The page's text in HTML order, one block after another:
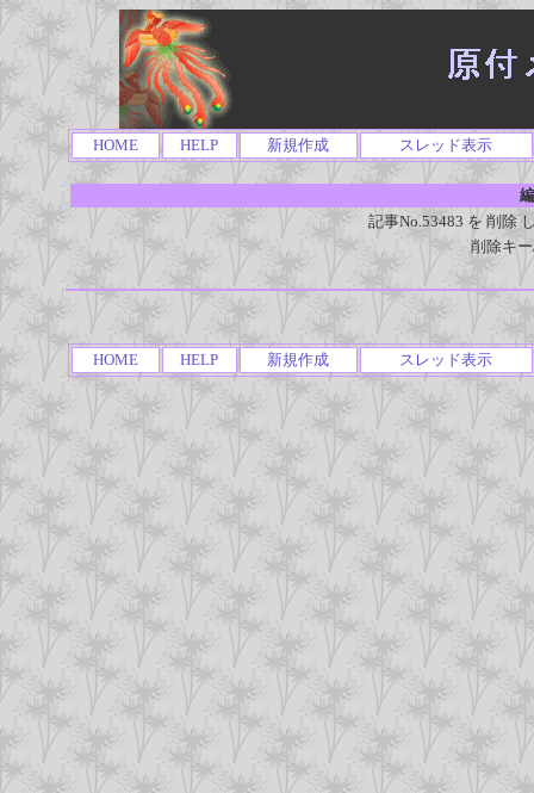
HOME HELP 新規作成 スレッド表示
記事No.53483 を 削除
削除キ
HOME HELP 新規作成 スレッド表示